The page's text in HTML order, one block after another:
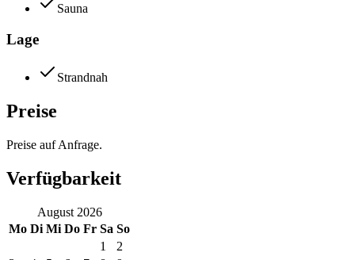
Sauna
Lage
Strandnah
Preise
Preise auf Anfrage.
Verfügbarkeit
August 2026
Mo Di Mi Do Fr Sa So
1
2